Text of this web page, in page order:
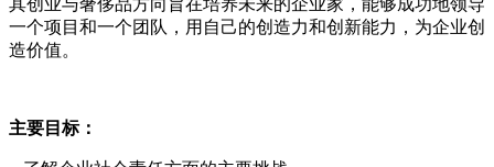
其创业与奢侈品方向旨在培养未来的企业家，能够成功地领导
一个项目和一个团队，用自己的创造力和创新能力，为企业创
造价值。
主要目标：